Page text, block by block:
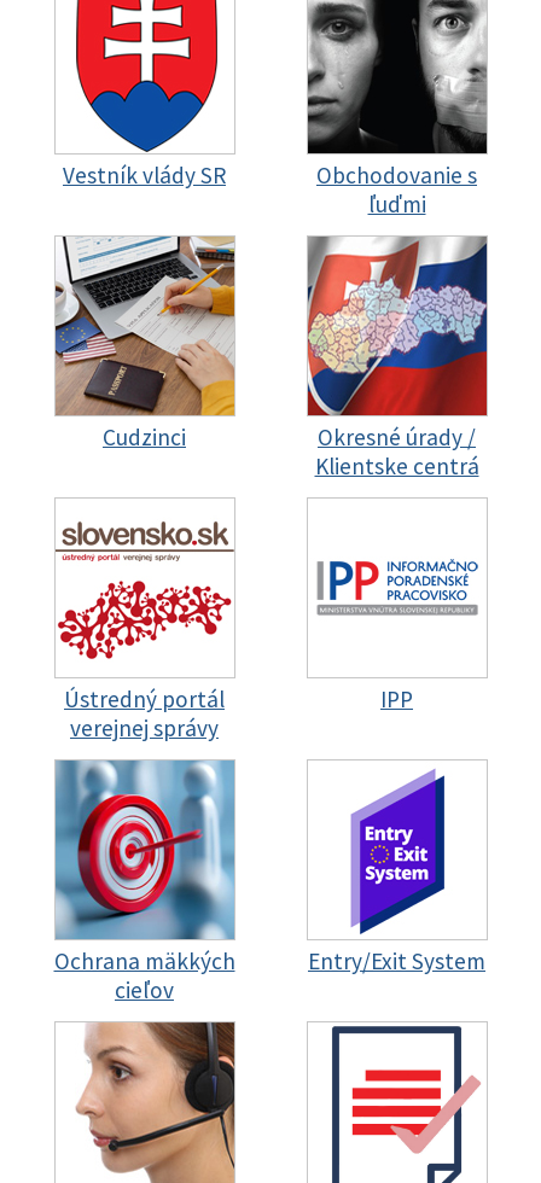
Vestník vlády SR
Obchodovanie s
ľuďmi
Cudzinci
Okresné úrady /
Klientske centrá
Ústredný portál
verejnej správy
IPP
Ochrana mäkkých
cieľov
Entry/Exit System